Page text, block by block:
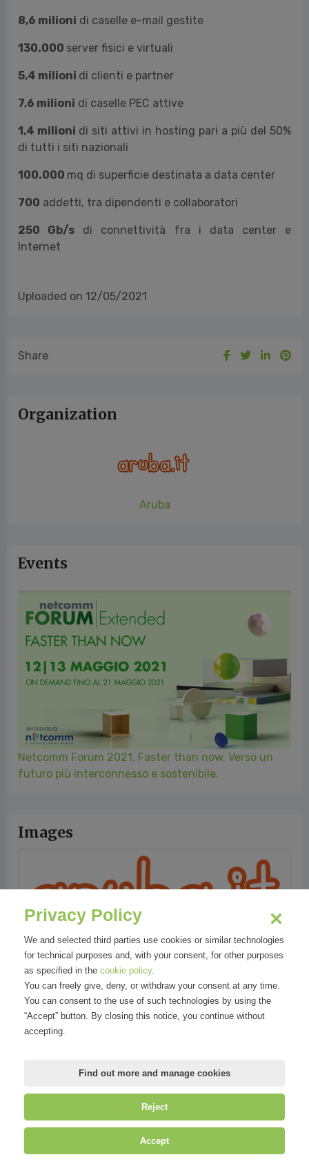
8,6 milioni di caselle e-mail gestite
130.000 server fisici e virtuali
5,4 milioni di clienti e partner
7,6 milioni di caselle PEC attive
1,4 milioni di siti attivi in hosting pari a più del 50%
di tutti i siti nazionali
100.000 mq di superficie destinata a data center
700 addetti, tra dipendenti e collaboratori
250 Gb/s
di connettività fra i data center e
Internet
Uploaded on 12/05/2021
Share
Organization
Aruba
Events
Netcomm Forum 2021. Faster than now. Verso un
futuro più interconnesso e sostenibile.
Images
Areas
Mirandola Comunicazione S.r.l.
| P.IVA IT09580130962 | Cap. Soc.
Privacy Policy
We and selected third parties use cookies or similar technologies
for technical purposes and, with your consent, for other purposes
as specified in the cookie policy.
You can freely give, deny, or withdraw your consent at any time.
You can consent to the use of such technologies by using the
“Accept” button. By closing this notice, you continue without
accepting.
Find out more and manage cookies
Reject
Accept